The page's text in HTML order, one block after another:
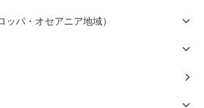
ッパ・オセアニア地域）